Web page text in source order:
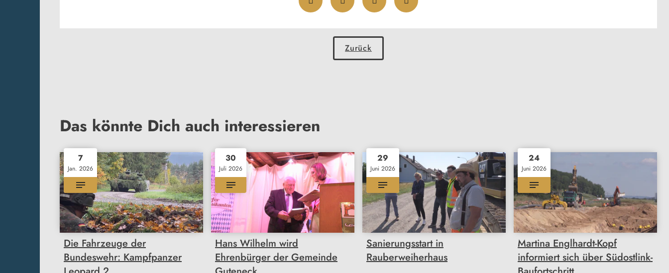
Zurück
Das könnte Dich auch interessieren
7
Jan. 2026
Die Fahrzeuge der
Bundeswehr: Kampfpanzer
30
Juli 2026
Hans Wilhelm wird
Ehrenbürger der Gemeinde
29
Juni 2026
Sanierungsstart in
Rauberweiherhaus
24
Juni 2026
Martina Englhardt-Kopf
informiert sich über Südostlink-